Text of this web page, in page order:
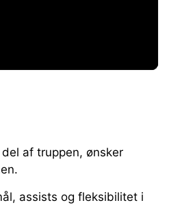
af truppen, ønsker
assists og fleksibilitet i